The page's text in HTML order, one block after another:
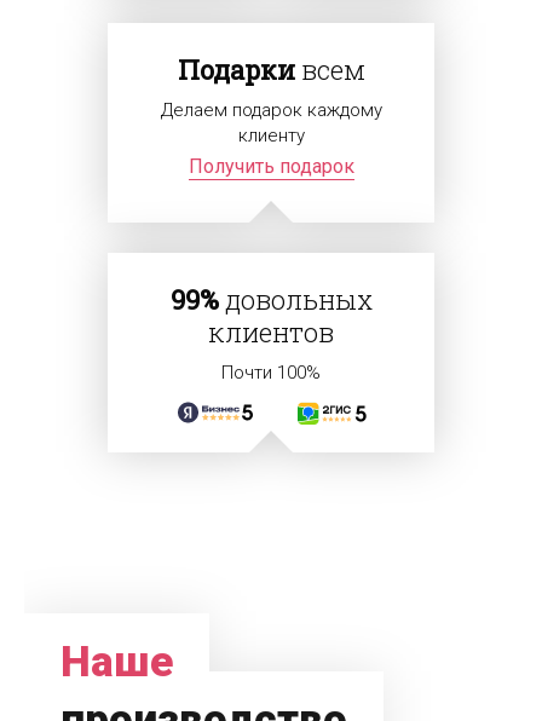
Подаркивсем
Делаем подарок каждому
клиенту
Получить подарок
99%довольных
клиентов
Почти 100%
Наше